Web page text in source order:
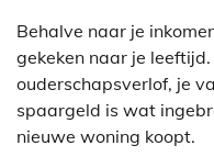
Behalve naar je
gekeken naar je
ouderschapsverlof, je
spaargeld is wat
nieuwe woning koopt.